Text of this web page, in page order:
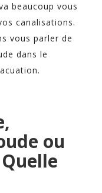
beaucoup vous
canalisations.
vous parler de
dans le
ou